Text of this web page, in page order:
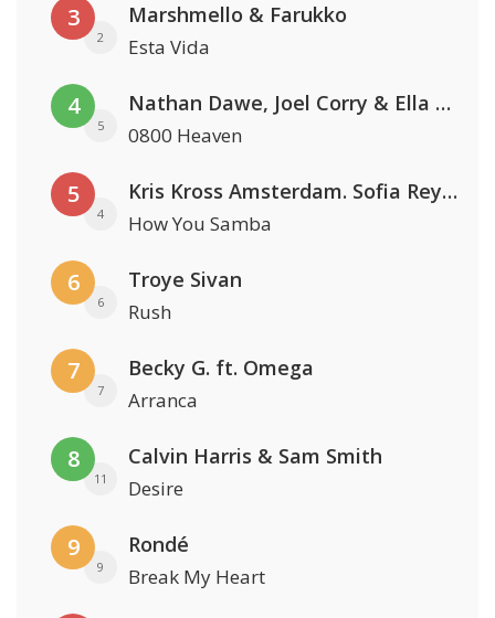
3
2
Marshmello & Farukko
Esta Vida
4
5
Nathan Dawe, Joel Corry & Ella Henderson
0800 Heaven
5
4
Kris Kross Amsterdam. Sofia Reyes & Tinie Tempah
How You Samba
6
6
Troye Sivan
Rush
7
7
Becky G. ft. Omega
Arranca
8
11
Calvin Harris & Sam Smith
Desire
9
9
Rondé
Break My Heart